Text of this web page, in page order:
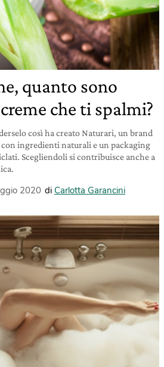
quanto sono
che ti spalmi?
così ha creato Naturari, un brand
con ingredienti naturali e un packaging
Scegliendoli si contribuisce anche a
2020 di Carlotta Garancini